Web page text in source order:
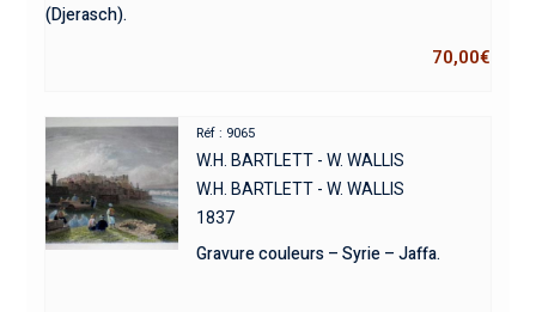
(Djerasch).
70,00€
Réf : 9065
W.H. BARTLETT - W. WALLIS
W.H. BARTLETT - W. WALLIS
1837
Gravure couleurs – Syrie – Jaffa.